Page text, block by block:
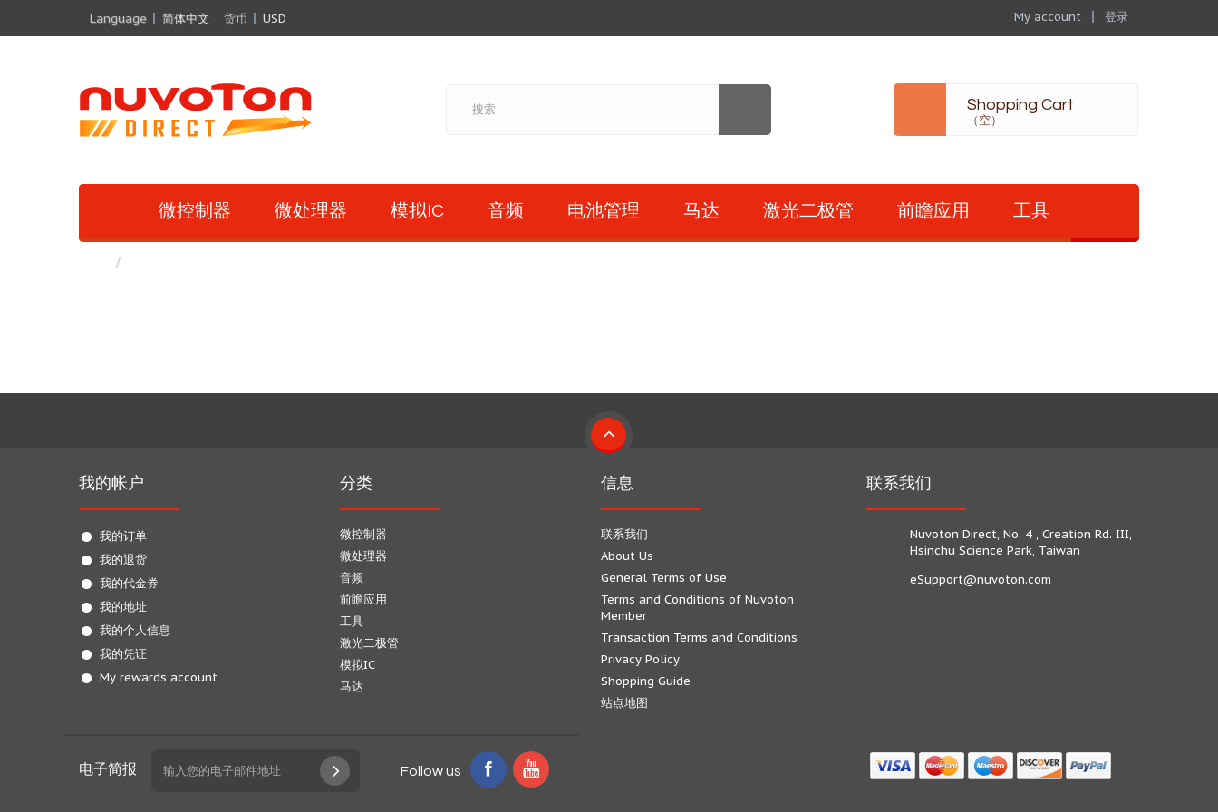
My account 登录
Language 简体中文 货币 USD
微控制器 微处理器 模拟IC 音频 电池管理 马达 激光二极管 前瞻应用 工具
Shopping Cart
（空）
我的帐户
我的订单
我的退货
我的代金券
我的地址
我的个人信息
我的凭证
My rewards account
分类
微控制器
微处理器
音频
前瞻应用
工具
激光二极管
模拟IC
马达
信息
联系我们
About Us
General Terms of Use
Terms and Conditions of Nuvoton
Member
Transaction Terms and Conditions
Privacy Policy
Shopping Guide
站点地图
联系我们
Nuvoton Direct, No. 4 , Creation Rd. III,
Hsinchu Science Park, Taiwan
eSupport@nuvoton.com
电子简报 Follow us